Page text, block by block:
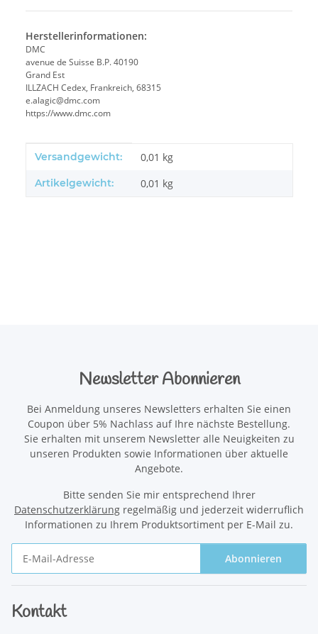
Herstellerinformationen:
DMC
avenue de Suisse B.P. 40190
Grand Est
ILLZACH Cedex, Frankreich, 68315
e.alagic@dmc.com
https://www.dmc.com
Produkteigenschaft
Wert
Versandgewicht: 0,01 kg
Artikelgewicht: 0,01 kg
Newsletter Abonnieren
Bei Anmeldung unseres Newsletters erhalten Sie einen
Coupon über 5% Nachlass auf Ihre nächste Bestellung.
Sie erhalten mit unserem Newsletter alle Neuigkeiten zu
unseren Produkten sowie Informationen über aktuelle
Angebote.
Bitte senden Sie mir entsprechend Ihrer
Datenschutzerklärung regelmäßig und jederzeit widerruflich
Informationen zu Ihrem Produktsortiment per E-Mail zu.
Abonnieren
Kontakt